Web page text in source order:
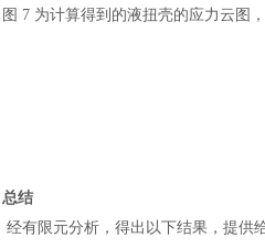
图 7 为计算得到的液扭壳的应力云图
总结
经有限元分析，得出以下结果，提供